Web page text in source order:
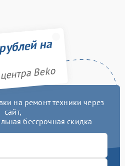
на
Beko
на ремонт техники через
сайт,
бессрочная скидка